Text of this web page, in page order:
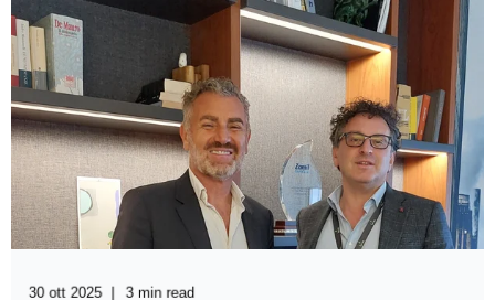
30 ott 2025 3 min read